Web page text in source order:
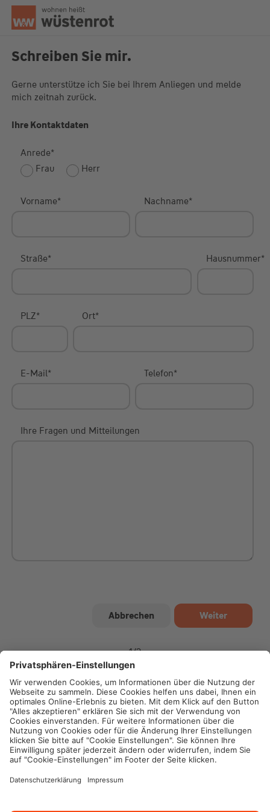
Seitenanfang
Schreiben Sie mir.
Gerne unterstütze ich Sie bei Ihrem Anliegen und melde
mich zeitnah zurück.
Ihre Kontaktdaten
Anrede*
Frau
Herr
Vorname* Nachname*
Straße* Hausnummer*
PLZ* Ort*
E-Mail* Telefon*
Ihre Fragen und Mitteilungen
1/2
Impressum
Datenschutz
Cookie-Einstellungen
Unsere Chatzeiten:
Fr: 9:00 Uhr - 18:00 Uhr